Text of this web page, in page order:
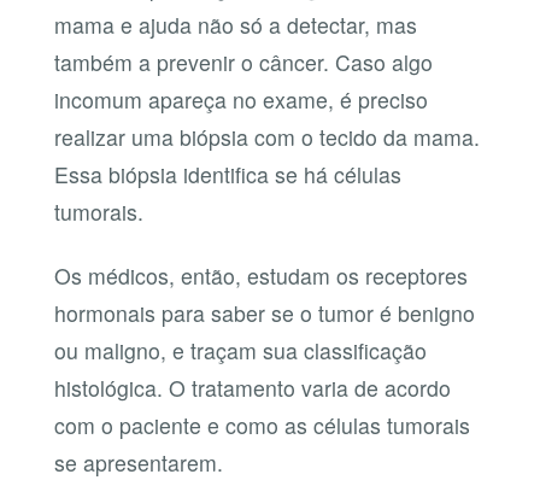
mama e ajuda não só a detectar, mas
também a prevenir o câncer. Caso algo
incomum apareça no exame, é preciso
realizar uma biópsia com o tecido da mama.
Essa biópsia identifica se há células
tumorais.
Os médicos, então, estudam os receptores
hormonais para saber se o tumor é benigno
ou maligno, e traçam sua classificação
histológica. O tratamento varia de acordo
com o paciente e como as células tumorais
se apresentarem.